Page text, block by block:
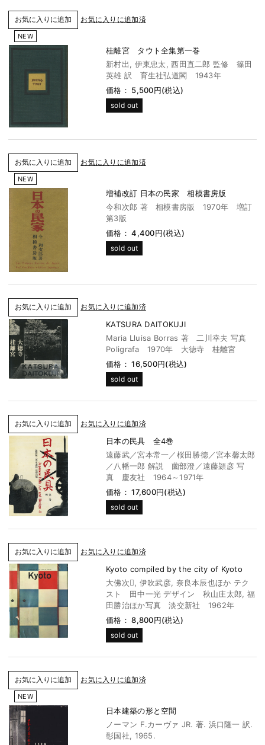
お気に入りに追加済
NEW
桂離宮 タウト全集第一巻
新村出, 伊東忠太, 西田直二郎 監修 篠田
英雄 訳 育生社弘道閣 1943年
価格： 5,500円(税込)
sold out
お気に入りに追加済
NEW
増補改訂 日本の民家 相模書房版
今和次郎 著 相模書房版 1970年 増訂
第3版
価格： 4,400円(税込)
sold out
お気に入りに追加済
KATSURA DAITOKUJI
Maria Lluisa Borras 著 二川幸夫 写真
Poligrafa 1970年 大徳寺 桂離宮
価格： 16,500円(税込)
sold out
お気に入りに追加済
日本の民具 全4巻
遠藤武／宮本常一／桜田勝徳／宮本馨太郎
／八幡一郎 解説 薗部澄／遠藤頴彦 写
真 慶友社 1964～1971年
価格： 17,600円(税込)
sold out
お気に入りに追加済
Kyoto compiled by the city of Kyoto
大佛次, 伊吹武彦, 奈良本辰也ほか テク
スト 田中一光 デザイン 秋山庄太郎, 福
田勝治ほか写真 淡交新社 1962年
価格： 8,800円(税込)
sold out
お気に入りに追加済
NEW
日本建築の形と空間
ノーマン F.カーヴァ JR. 著. 浜口隆一 訳.
彰国社, 1965.